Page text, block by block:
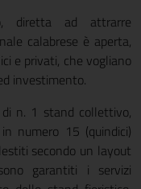
diretta ad attrarre
calabrese è aperta,
e privati, che vogliano
investimento.
n. 1 stand collettivo,
numero 15 (quindici)
secondo un layout
garantiti i servizi